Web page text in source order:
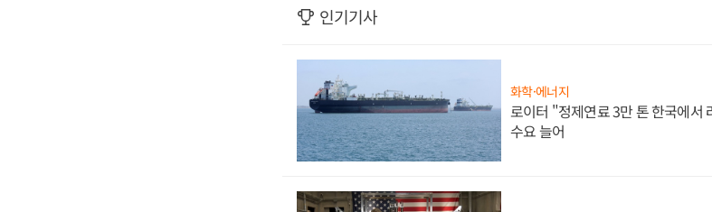
인기기사
화학·에너지
로이터 "정제연료 3만 톤 한국에서
수요 늘어